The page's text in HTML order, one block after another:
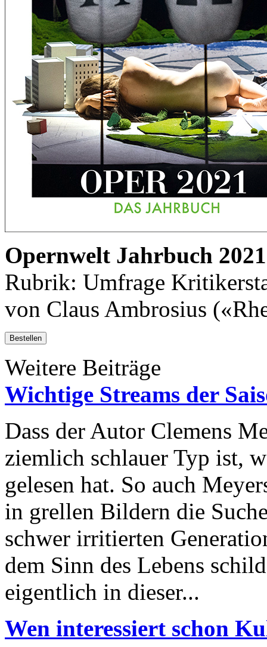
Opernwelt Jahrbuch 2021
Rubrik: Umfrage
von Claus Ambrosius
Bestellen
Weitere Beiträge
Wichtige Streams der
Dass der Autor Clemens
ziemlich schlauer Typ ist,
gelesen hat. So auch
in grellen Bildern die
schwer irritierten
dem Sinn des Lebens
eigentlich in dieser...
Wen interessiert schon